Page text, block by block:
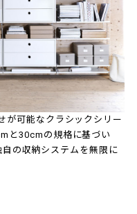
可能なクラシックシリー
と30cmの規格に基づい
の収納システムを無限に